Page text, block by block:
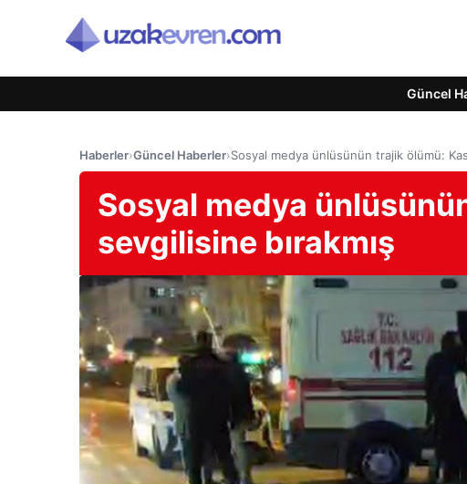
Güncel
Haberler›Güncel Haberler›Sosyal medya ünlüsünün trajik ölümü:
Sosyal medya
sevgilisine bırakmış